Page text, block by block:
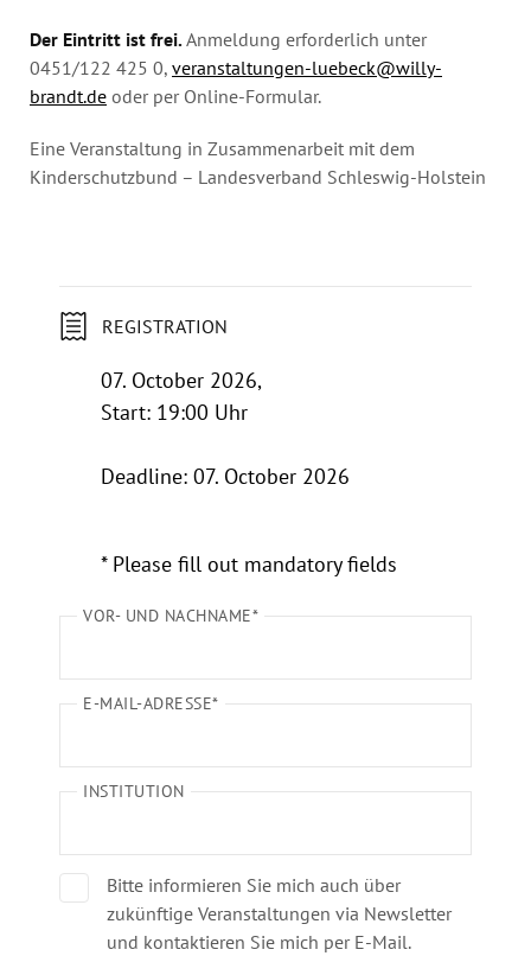
Der Eintritt ist frei.Anmeldung erforderlich unter
0451/122 425 0, veranstaltungen-luebeck@willy-
brandt.de oder per Online-Formular.
Eine Veranstaltung in Zusammenarbeit mit dem
Kinderschutzbund – Landesverband Schleswig-Holstein
REGISTRATION
07. October 2026,
Start: 19:00 Uhr
Deadline: 07. October 2026
* Please fill out mandatory fields
VOR- UND NACHNAME*
E-MAIL-ADRESSE*
INSTITUTION
Bitte informieren Sie mich auch über
zukünftige Veranstaltungen via Newsletter
und kontaktieren Sie mich per E-Mail.